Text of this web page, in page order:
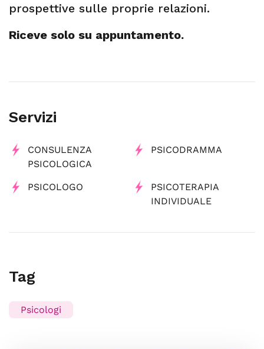
prospettive sulle proprie relazioni.
Riceve solo su appuntamento.
Servizi
CONSULENZA
PSICOLOGICA
PSICODRAMMA
PSICOLOGO
PSICOTERAPIA
INDIVIDUALE
Tag
Psicologi